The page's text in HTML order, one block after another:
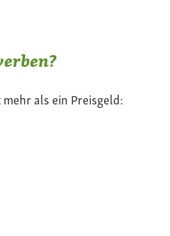
als ein Preisgeld: